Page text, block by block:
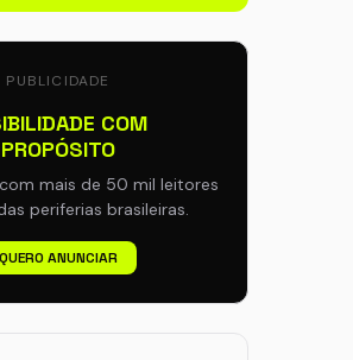
PUBLICIDADE
COM
PROPÓSITO
mais de 50 mil leitores
periferias brasileiras.
QUERO ANUNCIAR